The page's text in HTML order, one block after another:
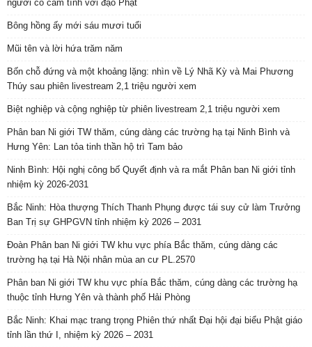
người có cảm tình với đạo Phật
Bông hồng ấy mới sáu mươi tuổi
Mũi tên và lời hứa trăm năm
Bốn chỗ đứng và một khoảng lặng: nhìn về Lý Nhã Kỳ và Mai Phương
Thúy sau phiên livestream 2,1 triệu người xem
Biệt nghiệp và cộng nghiệp từ phiên livestream 2,1 triệu người xem
Phân ban Ni giới TW thăm, cúng dàng các trường hạ tại Ninh Bình và
Hưng Yên: Lan tỏa tinh thần hộ trì Tam bảo
Ninh Bình: Hội nghị công bố Quyết định và ra mắt Phân ban Ni giới tỉnh
nhiệm kỳ 2026-2031
Bắc Ninh: Hòa thượng Thích Thanh Phụng được tái suy cử làm Trưởng
Ban Trị sự GHPGVN tỉnh nhiệm kỳ 2026 – 2031
Đoàn Phân ban Ni giới TW khu vực phía Bắc thăm, cúng dàng các
trường hạ tại Hà Nội nhân mùa an cư PL.2570
Phân ban Ni giới TW khu vực phía Bắc thăm, cúng dàng các trường hạ
thuộc tỉnh Hưng Yên và thành phố Hải Phòng
Bắc Ninh: Khai mạc trang trọng Phiên thứ nhất Đại hội đại biểu Phật giáo
tỉnh lần thứ I, nhiệm kỳ 2026 – 2031